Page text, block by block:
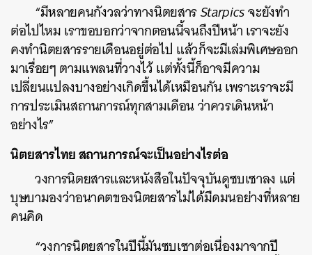
“มีหลายคนกังวลว่าทางนิตยสารStarpicsจะยังทำ
ต่อไปไหม เราขอบอกว่าจากตอนนี้จนถึงปีหน้า เราจะยัง
คงทำนิตยสารรายเดือนอยู่ต่อไป แล้วก็จะมีเล่มพิเศษออก
มาเรื่อยๆ ตามแพลนที่วางไว้ แต่ทั้งนี้ก็อาจมีความ
เปลี่ยนแปลงบางอย่างเกิดขึ้นได้เหมือนกัน เพราะเราจะมี
การประเมินสถานการณ์ทุกสามเดือน ว่าควรเดินหน้า
อย่างไร”
นิตยสารไทย สถานการณ์จะเป็นอย่างไรต่อ
วงการนิตยสารและหนังสือในปัจจุบันดูซบเซาลง แต่
บุษบามองว่าอนาคตของนิตยสารไม่ได้มืดมนอย่างที่หลาย
คนคิด
“วงการนิตยสารในปีนี้มันซบเซาต่อเนื่องมาจากปี